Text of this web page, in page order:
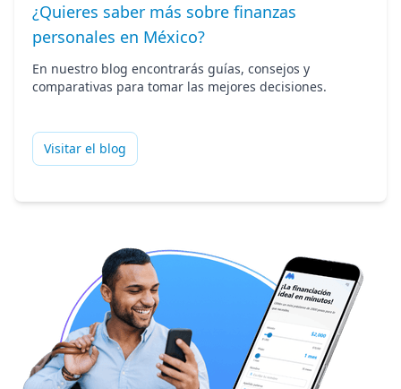
¿Quieres saber más sobre finanzas
personales en México?
En nuestro blog encontrarás guías, consejos y
comparativas para tomar las mejores decisiones.
Visitar el blog